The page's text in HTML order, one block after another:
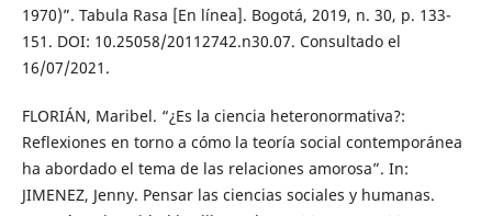
1970)”. Tabula Rasa [En línea]. Bogotá, 2019, n. 30, p. 133-
151. DOI: 10.25058/20112742.n30.07. Consultado el
16/07/2021.
FLORIÁN, Maribel. “¿Es la ciencia heteronormativa?:
Reflexiones en torno a cómo la teoría social contemporánea
ha abordado el tema de las relaciones amorosa”. In:
JIMENEZ, Jenny. Pensar las ciencias sociales y humanas.